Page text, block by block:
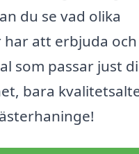
du se vad olika
att erbjuda
som passar just
bara